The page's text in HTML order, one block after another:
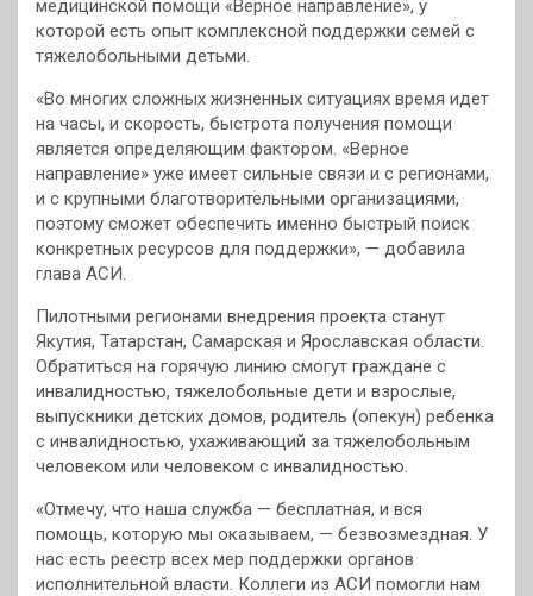
медицинской помощи «Верное направление», у
которой есть опыт комплексной поддержки семей с
тяжелобольными детьми.
«Во многих сложных жизненных ситуациях время идет
на часы, и скорость, быстрота получения помощи
является определяющим фактором. «Верное
направление» уже имеет сильные связи и с регионами,
и с крупными благотворительными организациями,
поэтому сможет обеспечить именно быстрый поиск
конкретных ресурсов для поддержки», — добавила
глава АСИ.
Пилотными регионами внедрения проекта станут
Якутия, Татарстан, Самарская и Ярославская области.
Обратиться на горячую линию смогут граждане с
инвалидностью, тяжелобольные дети и взрослые,
выпускники детских домов, родитель (опекун) ребенка
с инвалидностью, ухаживающий за тяжелобольным
человеком или человеком с инвалидностью.
«Отмечу, что наша служба — бесплатная, и вся
помощь, которую мы оказываем, — безвозмездная. У
нас есть реестр всех мер поддержки органов
исполнительной власти. Коллеги из АСИ помогли нам